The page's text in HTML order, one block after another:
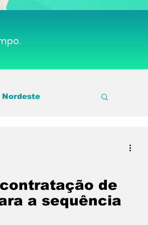
Nordeste
de
a sequência